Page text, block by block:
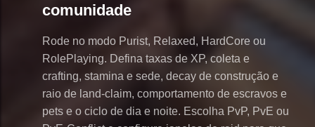
comunidade
Rode no modo Purist, Relaxed, HardCore ou
RolePlaying. Defina taxas de XP, coleta e
crafting, stamina e sede, decay de construção e
raio de land-claim, comportamento de escravos e
pets e o ciclo de dia e noite. Escolha PvP, PvE ou